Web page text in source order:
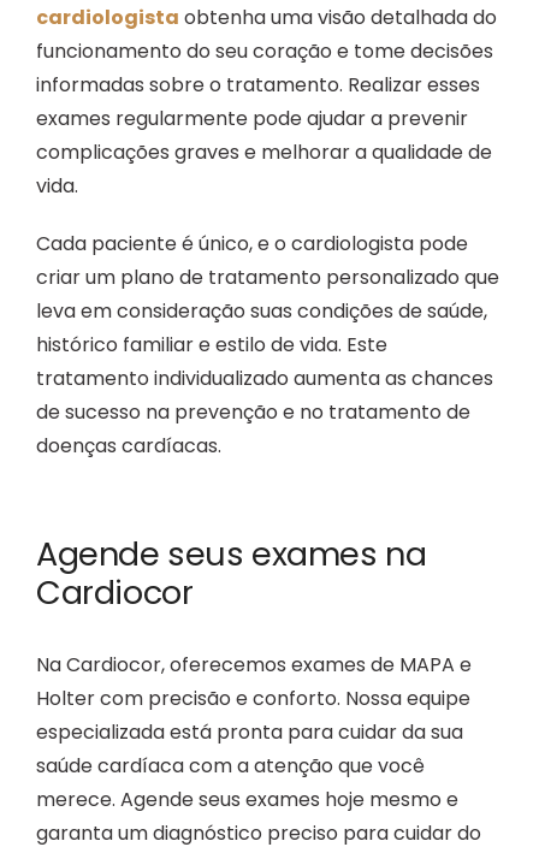
cardiologista obtenha uma visão detalhada do
funcionamento do seu coração e tome decisões
informadas sobre o tratamento. Realizar esses
exames regularmente pode ajudar a prevenir
complicações graves e melhorar a qualidade de
vida.
Cada paciente é único, e o cardiologista pode
criar um plano de tratamento personalizado que
leva em consideração suas condições de saúde,
histórico familiar e estilo de vida. Este
tratamento individualizado aumenta as chances
de sucesso na prevenção e no tratamento de
doenças cardíacas.
Agende seus exames na
Cardiocor
Na Cardiocor, oferecemos exames de MAPA e
Holter com precisão e conforto. Nossa equipe
especializada está pronta para cuidar da sua
saúde cardíaca com a atenção que você
merece. Agende seus exames hoje mesmo e
garanta um diagnóstico preciso para cuidar do